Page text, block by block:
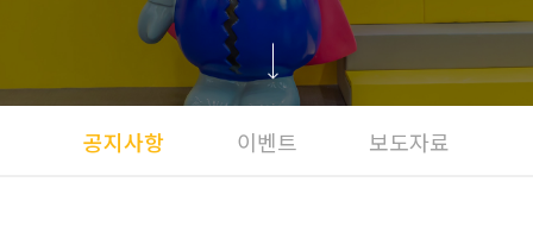
공지사항 이벤트 보도자료